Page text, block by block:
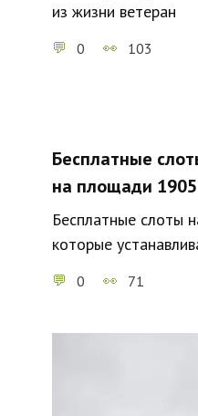
из жизни ветеран
0 103
Бесплатные
на площади
Бесплатные слоты
которые
0 71